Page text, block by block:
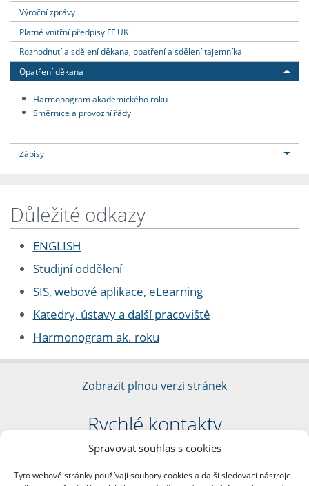
Spravovat souhlas s cookies
Tyto webové stránky používají soubory cookies a další sledovací nástroje
Výroční zprávy
Platné vnitřní předpisy FF UK
Rozhodnutí a sdělení děkana, opatření a sdělení tajemníka
Opatření děkana
Harmonogram akademického roku
Směrnice a provozní řády
Zápisy
Důležité odkazy
ENGLISH
Studijní oddělení
SIS, webové aplikace, eLearning
Katedry, ústavy a další pracoviště
Harmonogram ak. roku
Zobrazit plnou verzi stránek
Rychlé kontakty
Filozofická fakulta
nám. Jana Palacha 1/2